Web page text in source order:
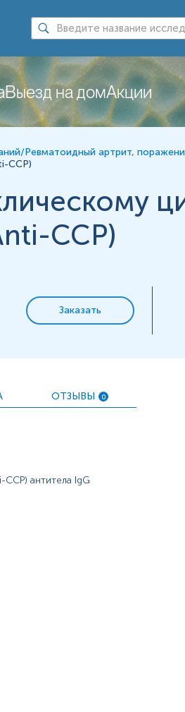
Выезд на домАкции
антитела IgG
измерений могут изменяться в
/Ревматоидный артрит,
ССР)
ССР)
Заказать
ОТЗЫВЫ 0
ССР) антитела IgG